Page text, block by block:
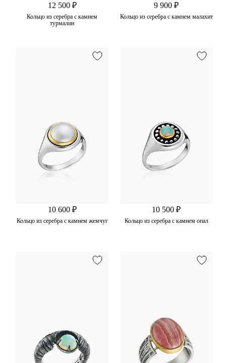
12 500 ₽
Кольцо из серебра с камнем
турмалин
9 900 ₽
Кольцо из серебра с камнем малахит
10 600 ₽
Кольцо из серебра с камнем жемчуг
10 500 ₽
Кольцо из серебра с камнем опал